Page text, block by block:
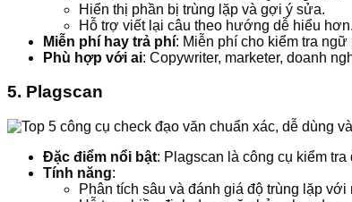
Hiển thị phần bị trùng lặp và gợi ý sửa.
Hỗ trợ viết lại câu theo hướng dễ hiểu hơn.
Miễn phí hay trả phí: Miễn phí cho kiểm tra
Phù hợp với ai: Copywriter, marketer, doanh
5. Plagscan
Đặc điểm nổi bật: Plagscan là công cụ kiểm
Tính năng:
Phân tích sâu và đánh giá độ trùng lặp với